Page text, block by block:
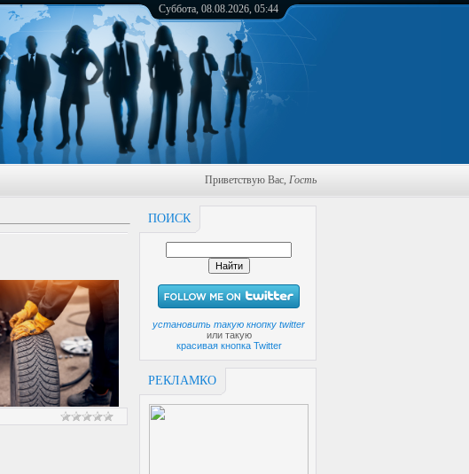
Суббота, 08.08.2026, 05:44
Приветствую Вас, Гость
ПОИСК
установить такую кнопку twitter
или такую
красивая кнопка Twitter
РЕКЛАМКО